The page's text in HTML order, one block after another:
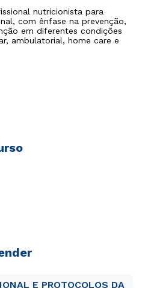
nutricionista para
com ênfase na prevenção,
em diferentes condições
ambulatorial, home care e
E PROTOCOLOS DA